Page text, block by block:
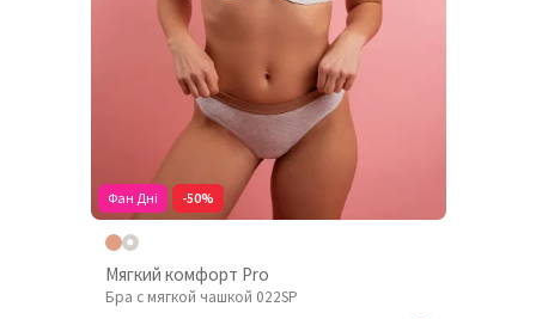
Фан Дні -50%
Мягкий комфорт Pro
Бра с мягкой чашкой 022SP